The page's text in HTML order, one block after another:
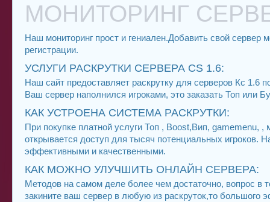
МОНИТОРИНГ
Наш мониторинг прост и гениален.Добавить свой
регистрации.
УСЛУГИ РАСКРУТКИ СЕРВЕРА CS 1.6:
Наш сайт предоставляет раскрутку для серверов Кс
Ваш сервер наполнился игроками, это заказать Топ или
КАК УСТРОЕНА СИСТЕМА РАСКРУТКИ:
При покупке платной услуги Топ , Boost,Вип,
открывается доступ для тысяч потенциальных
эффективными и качественными.
КАК МОЖНО УЛУЧШИТЬ ОНЛАЙН СЕРВЕРА:
Методов на самом деле более чем достаточно, вопрос в
закините ваш сервер в любую из раскруток,то большого